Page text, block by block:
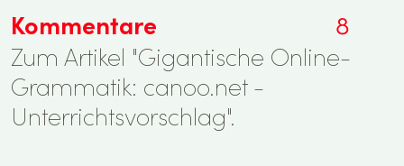
Kommentare
8
Zum Artikel "Gigantische Online-
Grammatik: canoo.net -
Unterrichtsvorschlag".